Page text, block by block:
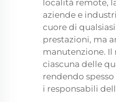
località remote,
aziende e
cuore di
prestazioni, ma
manutenzione.
ciascuna delle
rendendo
i responsabili